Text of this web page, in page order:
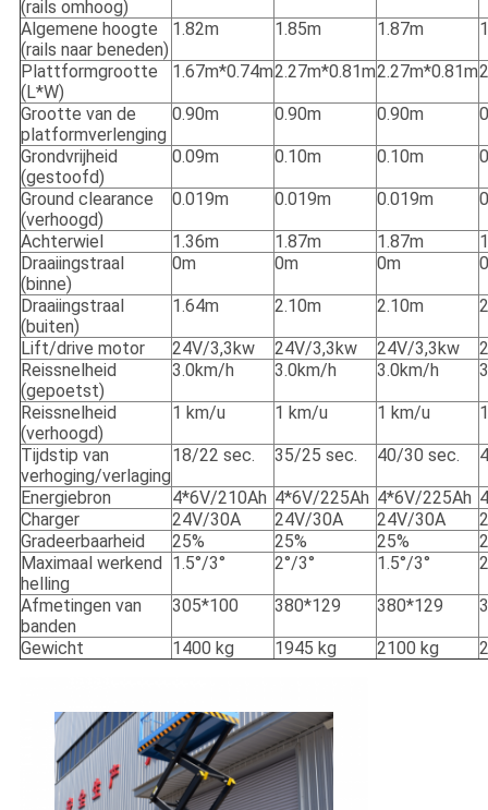
(rails omhoog)
Algemene hoogte
(rails naar beneden)
1.82m 1.85m 1.87m
Plattformgrootte
(L*W)
1.67m*0.74m2.27m*0.81m2.27m*0.81m
Grootte van de
platformverlenging
0.90m 0.90m 0.90m
Grondvrijheid
(gestoofd)
0.09m 0.10m 0.10m
Ground clearance
(verhoogd)
0.019m 0.019m 0.019m
Achterwiel 1.36m 1.87m 1.87m
Draaiingstraal
(binne)
0m 0m 0m
Draaiingstraal
(buiten)
1.64m 2.10m 2.10m
Lift/drive motor 24V/3,3kw 24V/3,3kw 24V/3,3kw
Reissnelheid
(gepoetst)
3.0km/h 3.0km/h 3.0km/h
Reissnelheid
(verhoogd)
1 km/u 1 km/u 1 km/u
Tijdstip van
verhoging/verlaging
18/22 sec. 35/25 sec. 40/30 sec.
Energiebron 4*6V/210Ah 4*6V/225Ah 4*6V/225Ah
Charger
24V/30A 24V/30A 24V/30A
Gradeerbaarheid
25% 25% 25%
Maximaal werkend
helling
1.5°/3° 2°/3° 1.5°/3°
Afmetingen van
banden
305*100 380*129 380*129
Gewicht 1400 kg 1945 kg 2100 kg